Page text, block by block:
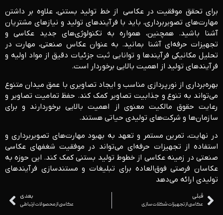
برای تحقق موفقیت در عکاسی از خط تولید بستنی، علاوه بر داشتن
مهارت‌های تصویربرداری، باید با فرآیندهای تولید و نیازهای مشتریان
آشنا باشید. همچنین، همواره به تکنولوژی‌های جدید عکاسی و
تجهیزات حرفه‌ای آشنا بمانید. به عنوان عکاس صنعتی، مهارت در
تحلیل مکانیکی فرآیندها و توانایی ثبت جزئیات دقیق از مواد اولیه و
فرآیندهای تولید از اهمیت بالایی برخوردار است.
بهره‌برداری از نورپردازی مناسب و ایجاد تصاویری با عمق میدان متنوع
می‌تواند به تنوع و جذابیت تصاویر کمک کند. حفظ تمامیت تصاویر و
رعایت حقوق مالکیت معنوی از اهمیت بالایی برخوردارند و برای
سازمان‌ها و شرکت‌های تولیدی حیاتی هستند.
در نهایت، تمرین مستمر و تعهد به بهبود مهارت‌های تصویربرداری و
استفاده از تجهیزات حرفه‌ای می‌تواند در موفقیت شغفهای عکاسی
صنعتی در زمینه عکاسی از خطوط تولید بستنی کمک کند. این حوزه به
عکاسان فرصتی فوق‌العاده برای تبلیغات و مستندسازی فرآیندهای
تولیدی ارائه می‌دهد
قبلی
عکاسی از تجهیزات شکلات‌ سازی
بعدی
عکاسی از محصولات ارتباطی